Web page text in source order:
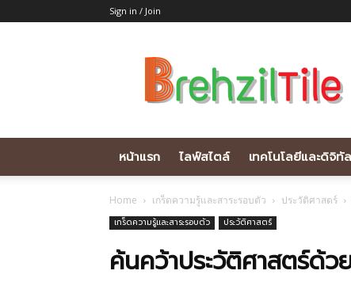
Sign in / Join
หน้าแรก ไลฟ์สไตล์ เทคโนโลยีและดิจิทัล
Home เกร็ดความรู้และสาระรอบตัว ประวัติศาสตร์
เกร็ดความรู้และสาระรอบตัว ประวัติศาสตร์
ค้นคว้าประวัติศาสตร์ด้ว